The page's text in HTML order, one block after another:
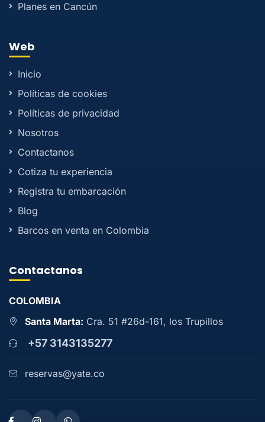
Planes en Cancún
Web
Inicio
Políticas de cookies
Políticas de privacidad
Nosotros
Contactanos
Cotiza tu experiencia
Registra tu embarcación
Blog
Barcos en venta en Colombia
Contactanos
COLOMBIA
Santa Marta: Cra. 51 #26d-161, los Trupillos
+57 3143135277
reservas@yate.co